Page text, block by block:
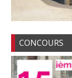
CONCOURS